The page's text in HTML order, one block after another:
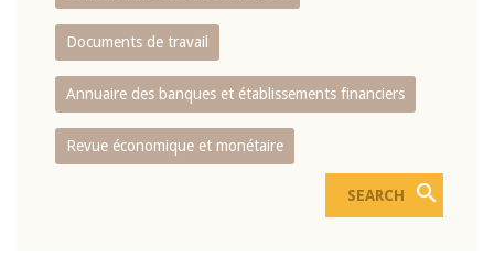
Documents de travail
Annuaire des banques et établissements financiers
Revue économique et monétaire